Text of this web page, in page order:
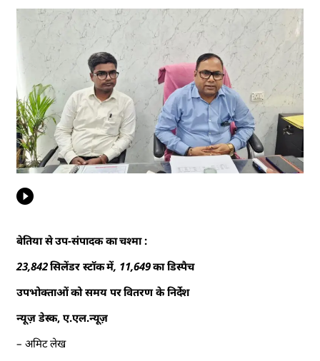
बेतिया से उप-संपादक का चश्मा :
23,842 सिलेंडर स्टॉक में, 11,649 का डिस्पैच
उपभोक्ताओं को समय पर वितरण के निर्देश
न्यूज़ डेस्क, ए.एल.न्यूज़
– अमिट लेख